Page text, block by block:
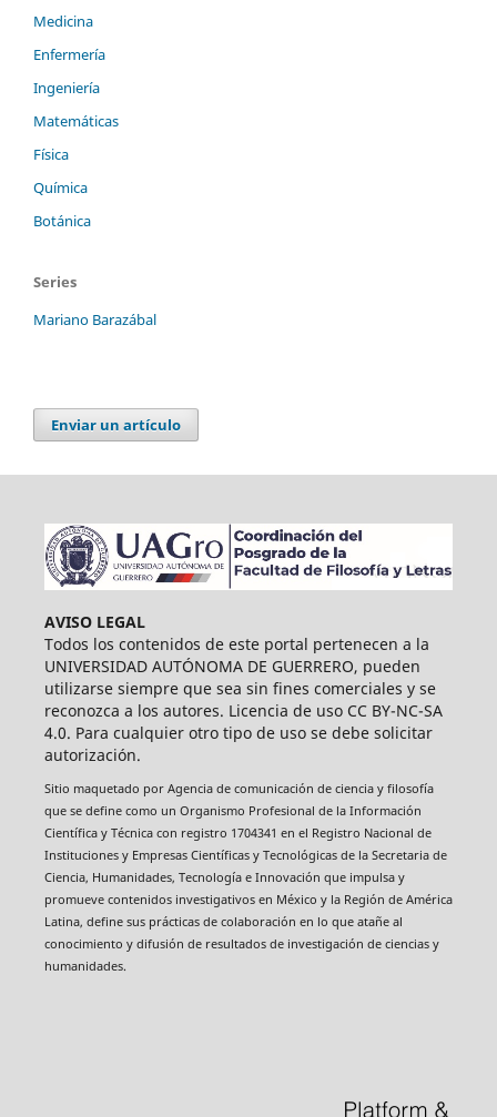
Medicina
Enfermería
Ingeniería
Matemáticas
Física
Química
Botánica
Series
Mariano Barazábal
Enviar un artículo
AVISO LEGAL
Todos los contenidos de este portal pertenecen a la
UNIVERSIDAD AUTÓNOMA DE GUERRERO, pueden
utilizarse siempre que sea sin fines comerciales y se
reconozca a los autores. Licencia de uso CC BY-NC-SA
4.0. Para cualquier otro tipo de uso se debe solicitar
autorización.
Sitio maquetado por Agencia de comunicación de ciencia y filosofía
que se define como un Organismo Profesional de la Información
Científica y Técnica con registro 1704341 en el Registro Nacional de
Instituciones y Empresas Científicas y Tecnológicas de la Secretaria de
Ciencia, Humanidades, Tecnología e Innovación que impulsa y
promueve contenidos investigativos en México y la Región de América
Latina, define sus prácticas de colaboración en lo que atañe al
conocimiento y difusión de resultados de investigación de ciencias y
humanidades.